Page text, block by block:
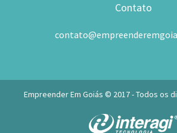
Contato
Empreender Em Goiás © 2017 - Todos os